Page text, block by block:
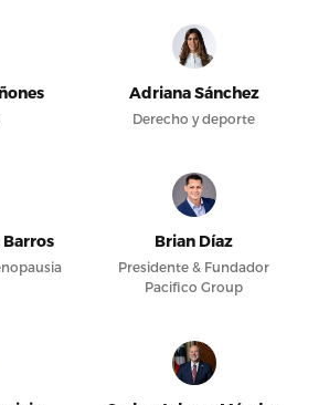
Adriana Sánchez
Derecho y deporte
Barros Brian Díaz
Presidente & Fundador
Pacifico Group